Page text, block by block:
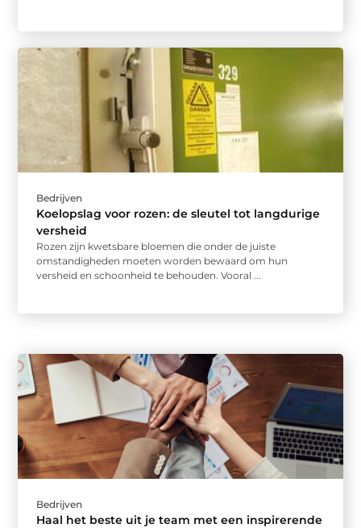
Bedrijven
Koelopslag voor rozen: de sleutel tot langdurige
versheid
Rozen zijn kwetsbare bloemen die onder de juiste
omstandigheden moeten worden bewaard om hun
versheid en schoonheid te behouden. Vooral ...
Bedrijven
Haal het beste uit je team met een inspirerende